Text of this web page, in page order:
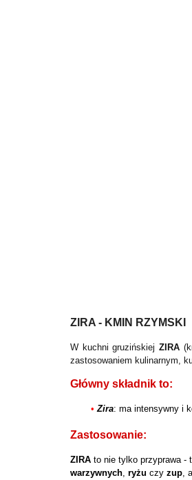
ZIRA - KMIN RZYMSKI
W kuchni gruzińskiejZIRA
zastosowaniem kulinarnym,
Główny składnik to:
• Zira: ma intensywny i
Zastosowanie:
ZIRA to nie tylko przyprawa -
warzywnych, ryżu czy zup,